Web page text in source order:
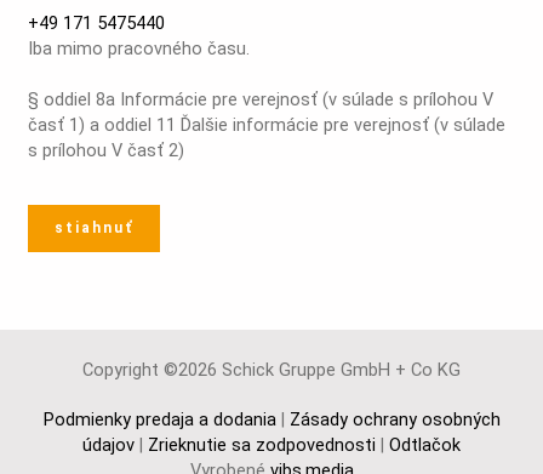
+49 171 5475440
Iba mimo pracovného času.
§ oddiel 8a Informácie pre verejnosť (v súlade s prílohou V
časť 1) a oddiel 11 Ďalšie informácie pre verejnosť (v súlade
s prílohou V časť 2)
stiahnuť
Copyright ©2026 Schick Gruppe GmbH + Co KG
Podmienky predaja a dodania| Zásady ochrany osobných
údajov | Zrieknutie sa zodpovednosti | Odtlačok